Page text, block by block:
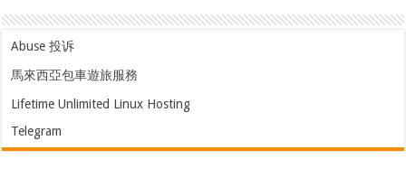
Abuse 投诉
馬來西亞包車遊旅服務
Lifetime Unlimited Linux Hosting
Telegram